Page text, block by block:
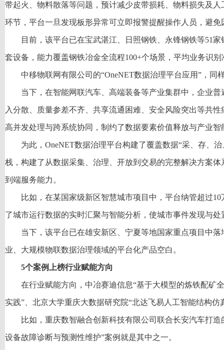
带起火、物料散落等问题，预计减少皮带损耗、物料损失及人
环节，平台一旦发现板形异常可立即报警提醒操作人员，避
目前，该平台已在宝武湛江、日照钢铁、永锋钢铁等51
套设备，能力覆盖钢铁冶金全流程100+个场景，平均业务识别
中移物联网有限公司的“OneNET数据治理平台应用”，同
当下，在智能网联汽车、高端装备等产业集群中，企业
入分散、质量参差不齐、共享流通困难、安全风险突出等共
高并发处理与跨系统协同，制约了数据要素价值释放与产业智
为此，OneNET数据治理平台构建了覆盖数据“采、存、
栈，构建了从数据采集、治理、开放到交易的完整解决方案
到端服务能力。
比如，在某国家级新区智慧城市项目中，平台纳管超过
了城市运行数据的实时汇聚与智能分析，使城市事件发现与处
当下，该平台已在雄安新区、宁夏等地国家重点项目中
业、大规模物联数据治理领域的平台化产品空白。
5个案例上榜行业赋能方向
在行业赋能方向，中冶赛迪信息“基于大模型的炼铁配矿
实践”、北京大学重庆大数据研究院“北达飞易人工智能结构仿
比如，重庆数智融合创新科技有限公司联合长安汽车打
设备故障诊断与预测性维护”案例就是其中之一。